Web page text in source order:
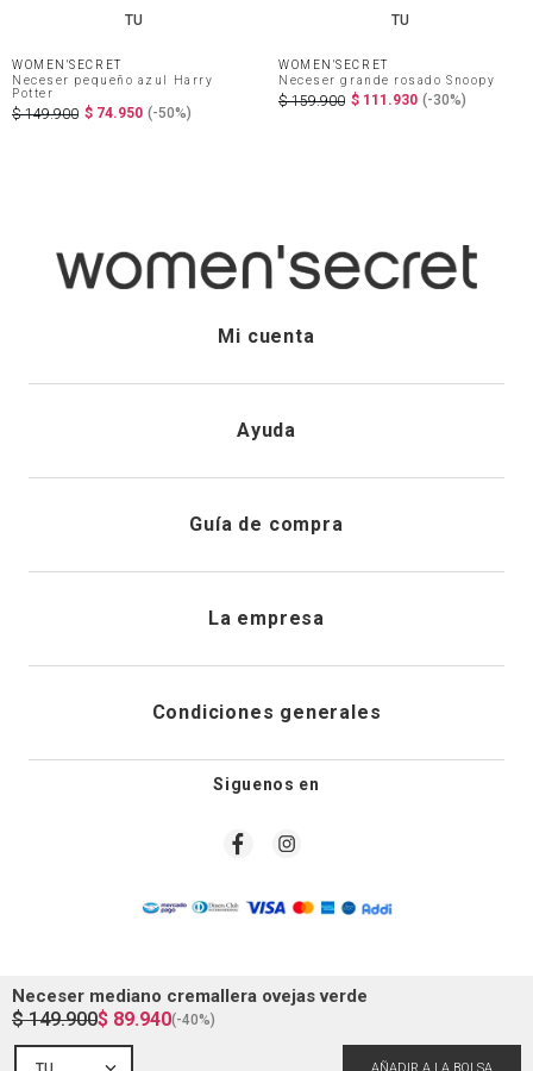
Neceser mediano cremallera ovejas verde
$ 149.900$ 89.940(-40%)
TU
WOMEN'SECRET
Neceser pequeño azul Harry
Potter
$ 149.900 $ 74.950 (-50%)
TU
WOMEN'SECRET
Neceser grande rosado Snoopy
$ 159.900 $ 111 .930 (-30%)
Mi cuenta
Registrarme
Historial de pedidos
Ayuda
Envíanos un email
Cambios, devoluciones y desistimiento
Guía de compra
Cuidado de prendas
La empresa
Tiendas
Newsletter
Condiciones generales
Aviso legal
Condiciones generales de compra
Condiciones generales de promociones
Superintendencia industria y comercio colombia
Siguenos en